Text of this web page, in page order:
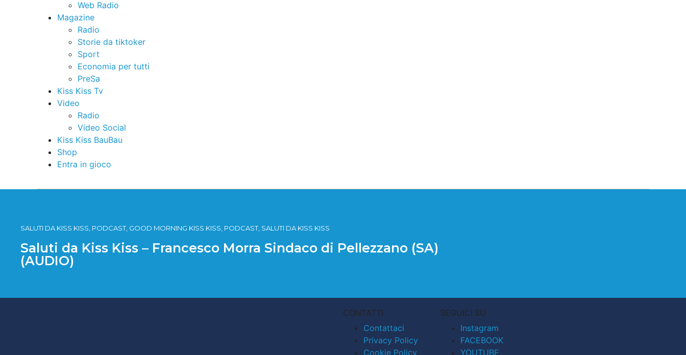
Web Radio
Magazine
Radio
Storie da tiktoker
Sport
Economia per tutti
PreSa
Kiss Kiss Tv
Video
Radio
Video Social
Kiss Kiss BauBau
Shop
Entra in gioco
SALUTI DA KISS KISS, PODCAST, GOOD MORNING KISS KISS, PODCAST, SALUTI DA KISS KISS
Saluti da Kiss Kiss – Francesco Morra Sindaco di Pellezzano (SA)
(AUDIO)
CONTATTI
Contattaci
Privacy Policy
Cookie Policy
SEGUICI SU
Instagram
FACEBOOK
YOUTUBE